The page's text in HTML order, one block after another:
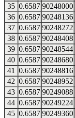
35 0.6587 90248000
36 0.6587 90248136
37 0.6587 90248272
38 0.6587 90248408
39 0.6587 90248544
40 0.6587 90248680
41
0.6587 90248816
42 0.6587 90248952
43 0.6587 90249088
44 0.6587 90249224
45 0.6587 90249360